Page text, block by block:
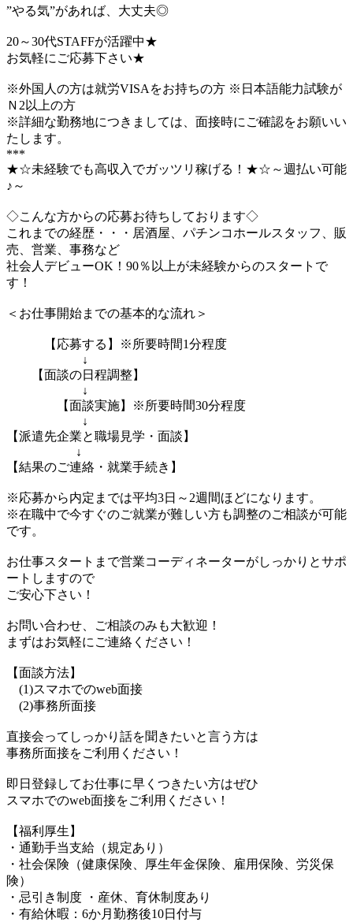
”やる気”があれば、大丈夫◎
20～30代STAFFが活躍中★
お気軽にご応募下さい★
※外国人の方は就労VISAをお持ちの方 ※日本語能力試験が
Ｎ2以上の方
※詳細な勤務地につきましては、面接時にご確認をお願いい
たします。
***
★☆未経験でも高収入でガッツリ稼げる！★☆～週払い可能
♪～
◇こんな方からの応募お待ちしております◇
これまでの経歴・・・居酒屋、パチンコホールスタッフ、販
売、営業、事務など
社会人デビューOK！90％以上が未経験からのスタートで
す！
＜お仕事開始までの基本的な流れ＞
【応募する】※所要時間1分程度
↓
【面談の日程調整】
↓
【面談実施】※所要時間30分程度
↓
【派遣先企業と職場見学・面談】
↓
【結果のご連絡・就業手続き】
※応募から内定までは平均3日～2週間ほどになります。
※在職中で今すぐのご就業が難しい方も調整のご相談が可能
です。
お仕事スタートまで営業コーディネーターがしっかりとサポ
ートしますので
ご安心下さい！
お問い合わせ、ご相談のみも大歓迎！
まずはお気軽にご連絡ください！
【面談方法】
(1)スマホでのweb面接
(2)事務所面接
直接会ってしっかり話を聞きたいと言う方は
事務所面接をご利用ください！
即日登録してお仕事に早くつきたい方はぜひ
スマホでのweb面接をご利用ください！
【福利厚生】
・通勤手当支給（規定あり）
・社会保険（健康保険、厚生年金保険、雇用保険、労災保
険）
・忌引き制度 ・産休、育休制度あり
・有給休暇：6か月勤務後10日付与